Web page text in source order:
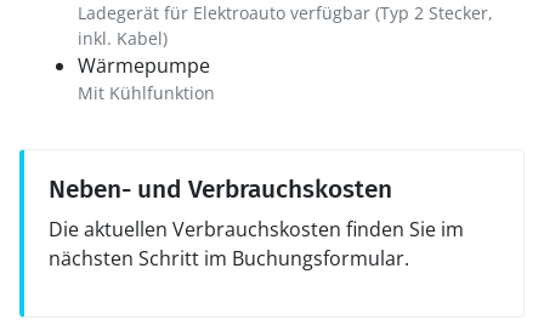
Ladegerät für Elektroauto verfügbar (Typ 2 Stecker,
inkl. Kabel)
Wärmepumpe
Mit Kühlfunktion
Neben- und Verbrauchskosten
Die aktuellen Verbrauchskosten finden Sie im
nächsten Schritt im Buchungsformular.